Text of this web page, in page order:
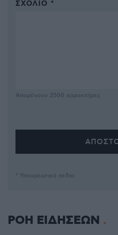
ΣΧΌΛΙΟ *
Απομένουν 2500 χαρακτήρες
* Υποχρεωτικά πεδία
ΡΟΗ ΕΙΔΗΣΕΩΝ